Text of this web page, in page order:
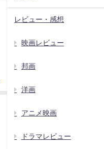
レビュー・感想
映画レビュー
邦画
洋画
アニメ映画
ドラマレビュー